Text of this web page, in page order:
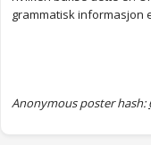
grammatisk informasjon
Anonymous poster hash: